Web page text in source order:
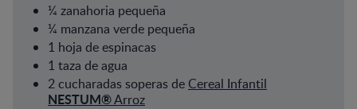
¼ zanahoria pequeña
¼ manzana verde pequeña
1 hoja de espinacas
1 taza de agua
2 cucharadas soperas de Cereal Infantil
NESTUM®Arroz